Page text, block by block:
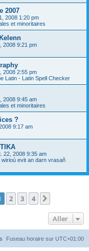
2007
2008 1:20 pm
et minoritaires
2008 9:21 pm
2008 2:55 pm
Latin - Latin Spell Checker
2008 9:45 am
et minoritaires
?
9:17 am
22, 2008 9:35 am
evit an darn vrasañ
2 3 4
Aller
Fuseau horaire sur UTC+01:00